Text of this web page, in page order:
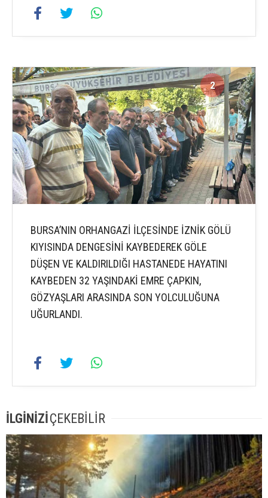
2 2
BURSA’NIN ORHANGAZİ İLÇESİNDE İZNİK GÖLÜ
KIYISINDA DENGESİNİ KAYBEDEREK GÖLE
DÜŞEN VE KALDIRILDIĞI HASTANEDE HAYATINI
KAYBEDEN 32 YAŞINDAKİ EMRE ÇAPKIN,
GÖZYAŞLARI ARASINDA SON YOLCULUĞUNA
UĞURLANDI.
İLGİNİZİÇEKEBİLİR